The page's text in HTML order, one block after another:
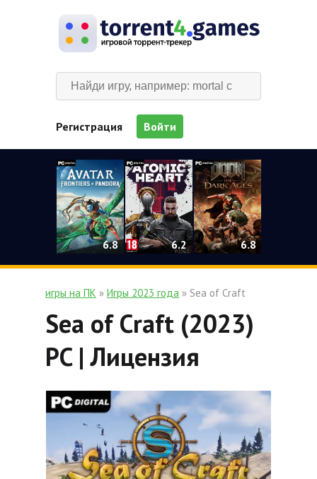
Регистрация Войти
6.8 6.2 6.8
игры на ПК » Игры 2023 года » Sea of Craft
Sea of Craft (2023)
PC | Лицензия